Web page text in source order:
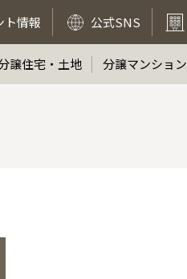
ト情報 公式SNS
譲住宅・土地 分譲マンション